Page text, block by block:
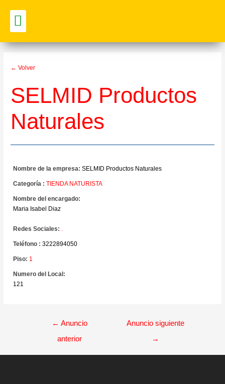
← Volver
SELMID Productos
Naturales
Nombre de la empresa: SELMID Productos Naturales
Categoría : TIENDA NATURISTA
Nombre del encargado:
Maria Isabel Diaz
Redes Sociales: .
Teléfono : 3222894050
Piso: 1
Numero del Local:
121
← Anuncio
anterior
Anuncio siguiente
→